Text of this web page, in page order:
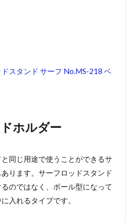
スタンド サーフ No.MS-218 ベ
ホルダー
同じ用途で使うことができるサ
ります。サーフロッドスタンド
のではなく、ポール型になって
入れるタイプです。